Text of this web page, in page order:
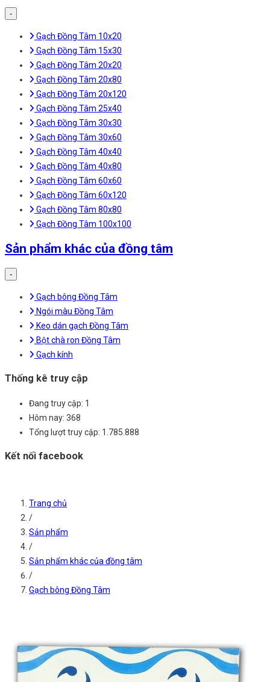
-
Gạch Đồng Tâm 10x20
Gạch Đồng Tâm 15x30
Gạch Đồng Tâm 20x20
Gạch Đồng Tâm 20x80
Gạch Đồng Tâm 20x120
Gạch Đồng Tâm 25x40
Gạch Đồng Tâm 30x30
Gạch Đồng Tâm 30x60
Gạch Đồng Tâm 40x40
Gạch Đồng Tâm 40x80
Gạch Đồng Tâm 60x60
Gạch Đồng Tâm 60x120
Gạch Đồng Tâm 80x80
Gạch Đồng Tâm 100x100
Sản phẩm khác của đồng tâm
-
Gạch bông Đồng Tâm
Ngói màu Đồng Tâm
Keo dán gạch Đồng Tâm
Bột chà ron Đồng Tâm
Gạch kính
Thống kê truy cập
Đang truy cập: 1
Hôm nay: 368
Tổng lượt truy cập: 1.785.888
Kết nối facebook
Trang chủ
/
Sản phẩm
/
Sản phẩm khác của đồng tâm
/
Gạch bông Đồng Tâm